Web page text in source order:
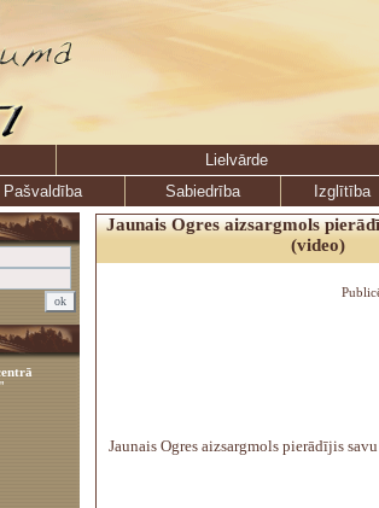
Lielvārde
Pašvaldība Sabiedrība
Izglītība
Jaunais Ogres aizsargmols
(video)
Jaunais Ogres aizsargmols pierādījis